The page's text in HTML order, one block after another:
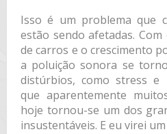
Isso é um problema que
estão sendo afetadas.
de carros e o crescimento
a poluição sonora se
distúrbios, como stress e
que aparentemente
hoje tornou-se um dos
insustentáveis. E eu virei